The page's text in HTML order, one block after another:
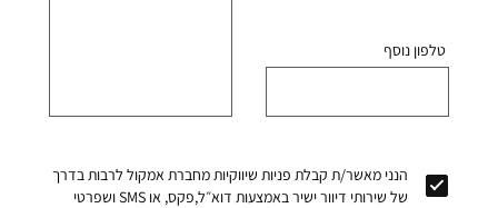
טלפון נוסף
הנני מאשר/ת קבלת פניות שיווקיות מחברת אמקול לרבות בדרך
של שירותי דיוור ישיר באמצעות דוא״ל,פקס, או SMS ושפרטי